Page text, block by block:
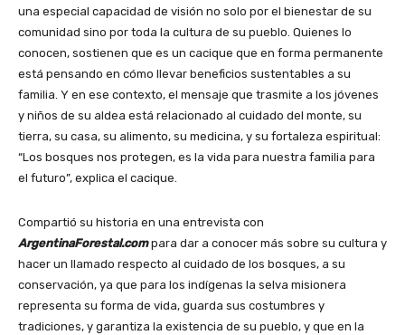
una especial capacidad de visión no solo por el bienestar de su
comunidad sino por toda la cultura de su pueblo. Quienes lo
conocen, sostienen que es un cacique que en forma permanente
está pensando en cómo llevar beneficios sustentables a su
familia. Y en ese contexto, el mensaje que trasmite a los jóvenes
y niños de su aldea está relacionado al cuidado del monte, su
tierra, su casa, su alimento, su medicina, y su fortaleza espiritual:
“Los bosques nos protegen, es la vida para nuestra familia para
el futuro”, explica el cacique.
Compartió su historia en una entrevista con
ArgentinaForestal.compara dar a conocer más sobre su cultura y
hacer un llamado respecto al cuidado de los bosques, a su
conservación, ya que para los indígenas la selva misionera
representa su forma de vida, guarda sus costumbres y
tradiciones, y garantiza la existencia de su pueblo, y que en la